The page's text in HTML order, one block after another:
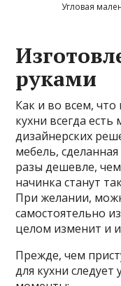
Угловая
руками
Как и во всем, что
кухни всегда
дизайнерских
мебель,
разы дешевле,
начинка станут
При желании,
самостоятельно
целом изменит и
Прежде, чем
для кухни